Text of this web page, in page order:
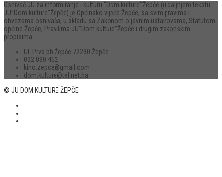
Osnivač JU za informiranje i kulturu “Dom kulture“Žepče (u daljnjem tekstu
JU”Dom kulture”Žepče) je Općinsko vijeće Žepče, sa svim pravima i
obvezama osnivača, u skladu sa Zakonom o javnim ustanovama, Statutom
općine Žepče, Pravilima JU”Dom kulture”Žepče i drugim zakonskim
propisima.
Ul. Prva bb Žepče 72230 Žepče
032 880 462
kino.zepce@gmail.com
dom.kulture@tel.net.ba
© JU DOM KULTURE ŽEPČE